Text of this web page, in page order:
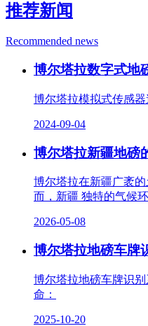
推荐新闻
Recommended news
博尔塔拉数字式地
博尔塔拉模拟式传感
2024-09-04
博尔塔拉新疆地磅
博尔塔拉在新疆广袤
而，新疆 独特的气候
2026-05-08
博尔塔拉地磅车牌
博尔塔拉地磅车牌识
命：
2025-10-20